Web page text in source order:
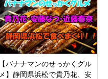
【バナナマンのせっかくグル
メ】静岡県浜松で貴乃花、安